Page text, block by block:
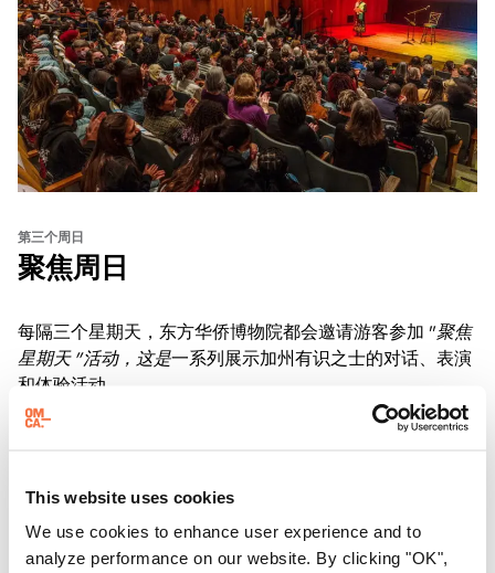
This website uses cookies
We use cookies to enhance user experience and to
analyze performance on our website. By clicking "OK",
第三个周日
聚焦周日
每隔三个星期天，东方华侨博物院都会邀请游客参加 "聚焦
星期天 "活动，这是一系列展示加州有识之士的对话、表演
和体验活动。
了解更多